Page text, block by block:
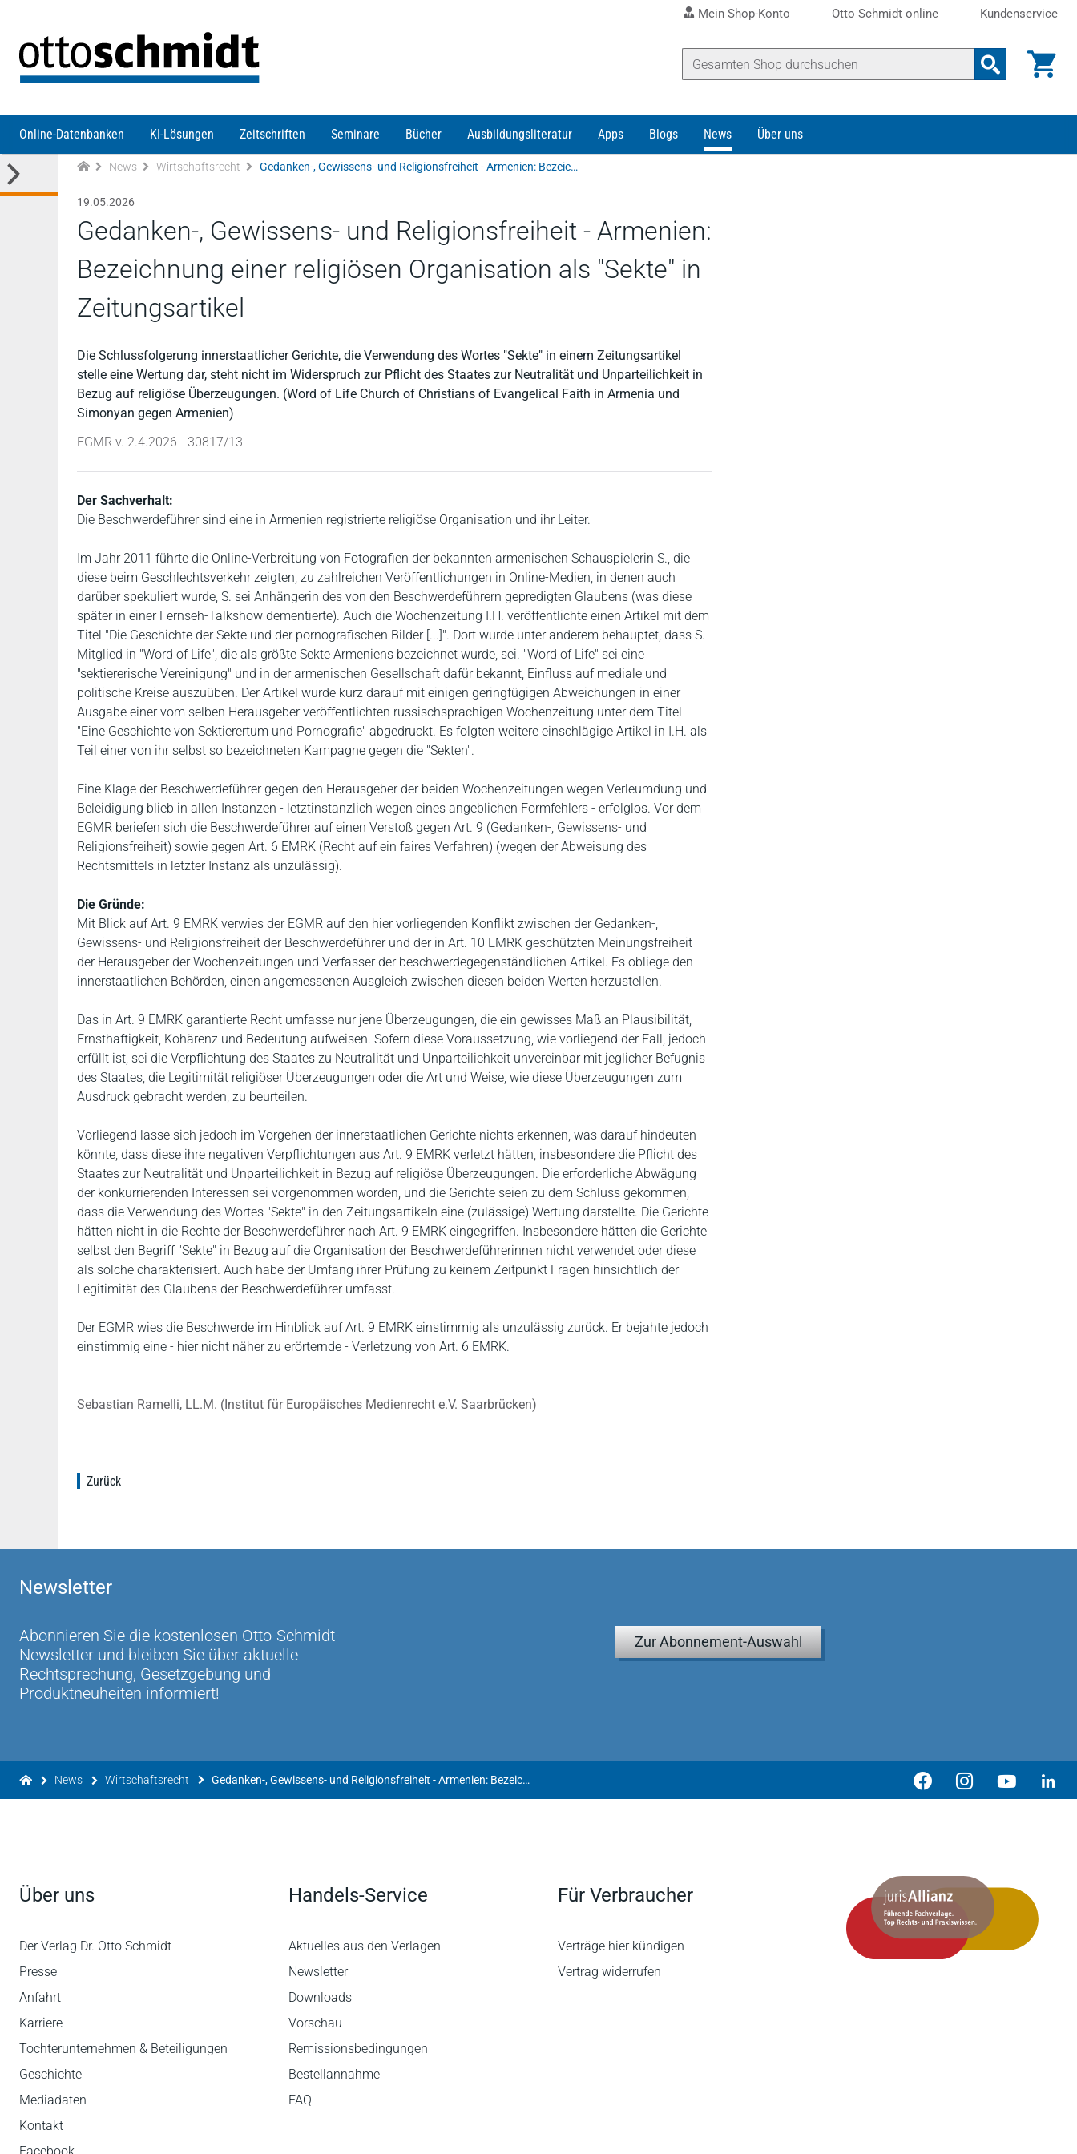
Mein Shop-Konto Otto Schmidt online Kundenservice
Online-Datenbanken KI-Lösungen Zeitschriften Seminare Bücher Ausbildungsliteratur Apps Blogs News Über uns
News Wirtschaftsrecht Gedanken-, Gewissens- und Religionsfreiheit - Armenien: Bezeichnung einer religiösen Organisation als "Sekte" in Zeitungsartikel
19.05.2026
Gedanken-, Gewissens- und Religionsfreiheit - Armenien:
Bezeichnung einer religiösen Organisation als "Sekte" in
Zeitungsartikel
Die Schlussfolgerung innerstaatlicher Gerichte, die Verwendung des Wortes "Sekte" in einem Zeitungsartikel
stelle eine Wertung dar, steht nicht im Widerspruch zur Pflicht des Staates zur Neutralität und Unparteilichkeit in
Bezug auf religiöse Überzeugungen. (Word of Life Church of Christians of Evangelical Faith in Armenia und
Simonyan gegen Armenien)
EGMR v. 2.4.2026 - 30817/13
Der Sachverhalt:
Die Beschwerdeführer sind eine in Armenien registrierte religiöse Organisation und ihr Leiter.
Im Jahr 2011 führte die Online-Verbreitung von Fotografien der bekannten armenischen Schauspielerin S., die
diese beim Geschlechtsverkehr zeigten, zu zahlreichen Veröffentlichungen in Online-Medien, in denen auch
darüber spekuliert wurde, S. sei Anhängerin des von den Beschwerdeführern gepredigten Glaubens (was diese
später in einer Fernseh-Talkshow dementierte). Auch die Wochenzeitung I.H. veröffentlichte einen Artikel mit dem
Titel "Die Geschichte der Sekte und der pornografischen Bilder [...]". Dort wurde unter anderem behauptet, dass S.
Mitglied in "Word of Life", die als größte Sekte Armeniens bezeichnet wurde, sei. "Word of Life" sei eine
"sektiererische Vereinigung" und in der armenischen Gesellschaft dafür bekannt, Einfluss auf mediale und
politische Kreise auszuüben. Der Artikel wurde kurz darauf mit einigen geringfügigen Abweichungen in einer
Ausgabe einer vom selben Herausgeber veröffentlichten russischsprachigen Wochenzeitung unter dem Titel
"Eine Geschichte von Sektierertum und Pornografie" abgedruckt. Es folgten weitere einschlägige Artikel in I.H. als
Teil einer von ihr selbst so bezeichneten Kampagne gegen die "Sekten".
Eine Klage der Beschwerdeführer gegen den Herausgeber der beiden Wochenzeitungen wegen Verleumdung und
Beleidigung blieb in allen Instanzen - letztinstanzlich wegen eines angeblichen Formfehlers - erfolglos. Vor dem
EGMR beriefen sich die Beschwerdeführer auf einen Verstoß gegen Art. 9 (Gedanken-, Gewissens- und
Religionsfreiheit) sowie gegen Art. 6 EMRK (Recht auf ein faires Verfahren) (wegen der Abweisung des
Rechtsmittels in letzter Instanz als unzulässig).
Die Gründe:
Mit Blick auf Art. 9 EMRK verwies der EGMR auf den hier vorliegenden Konflikt zwischen der Gedanken-,
Gewissens- und Religionsfreiheit der Beschwerdeführer und der in Art. 10 EMRK geschützten Meinungsfreiheit
der Herausgeber der Wochenzeitungen und Verfasser der beschwerdegegenständlichen Artikel. Es obliege den
innerstaatlichen Behörden, einen angemessenen Ausgleich zwischen diesen beiden Werten herzustellen.
Das in Art. 9 EMRK garantierte Recht umfasse nur jene Überzeugungen, die ein gewisses Maß an Plausibilität,
Ernsthaftigkeit, Kohärenz und Bedeutung aufweisen. Sofern diese Voraussetzung, wie vorliegend der Fall, jedoch
erfüllt ist, sei die Verpflichtung des Staates zu Neutralität und Unparteilichkeit unvereinbar mit jeglicher Befugnis
des Staates, die Legitimität religiöser Überzeugungen oder die Art und Weise, wie diese Überzeugungen zum
Ausdruck gebracht werden, zu beurteilen.
Vorliegend lasse sich jedoch im Vorgehen der innerstaatlichen Gerichte nichts erkennen, was darauf hindeuten
könnte, dass diese ihre negativen Verpflichtungen aus Art. 9 EMRK verletzt hätten, insbesondere die Pflicht des
Staates zur Neutralität und Unparteilichkeit in Bezug auf religiöse Überzeugungen. Die erforderliche Abwägung
der konkurrierenden Interessen sei vorgenommen worden, und die Gerichte seien zu dem Schluss gekommen,
dass die Verwendung des Wortes "Sekte" in den Zeitungsartikeln eine (zulässige) Wertung darstellte. Die Gerichte
hätten nicht in die Rechte der Beschwerdeführer nach Art. 9 EMRK eingegriffen. Insbesondere hätten die Gerichte
selbst den Begriff "Sekte" in Bezug auf die Organisation der Beschwerdeführerinnen nicht verwendet oder diese
als solche charakterisiert. Auch habe der Umfang ihrer Prüfung zu keinem Zeitpunkt Fragen hinsichtlich der
Legitimität des Glaubens der Beschwerdeführer umfasst.
Der EGMR wies die Beschwerde im Hinblick auf Art. 9 EMRK einstimmig als unzulässig zurück. Er bejahte jedoch
einstimmig eine - hier nicht näher zu erörternde - Verletzung von Art. 6 EMRK.
Sebastian Ramelli, LL.M. (Institut für Europäisches Medienrecht e.V. Saarbrücken)
Zurück
Newsletter
Abonnieren Sie die kostenlosen Otto-Schmidt-
Newsletter und bleiben Sie über aktuelle
Rechtsprechung, Gesetzgebung und
Produktneuheiten informiert!
Zur Abonnement-Auswahl
News Wirtschaftsrecht Gedanken-, Gewissens- und Religionsfreiheit - Armenien: Bezeichnung einer religiösen Organisation als "Sekte" in Zeitungsartikel
Über uns
Der Verlag Dr. Otto Schmidt
Presse
Anfahrt
Karriere
Tochterunternehmen & Beteiligungen
Geschichte
Mediadaten
Kontakt
Handels-Service
Aktuelles aus den Verlagen
Newsletter
Downloads
Vorschau
Remissionsbedingungen
Bestellannahme
FAQ
Für Verbraucher
Verträge hier kündigen
Vertrag widerrufen